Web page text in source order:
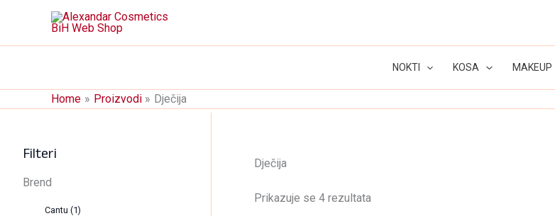
content
NOKTI KOSA MAKEUP
Home Proizvodi Dječija
Filteri
Brend
Cantu (1)
Dječija
Prikazuje se 4 rezultata